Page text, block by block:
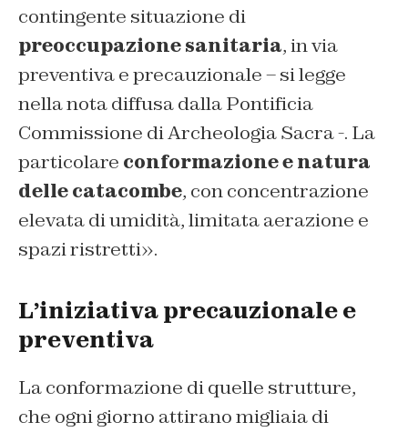
contingente situazione di
preoccupazione sanitaria, in via
preventiva e precauzionale – si legge
nella nota diffusa dalla Pontificia
Commissione di Archeologia Sacra -. La
particolare conformazione e natura
delle catacombe, con concentrazione
elevata di umidità, limitata aerazione e
spazi ristretti».
L’iniziativa precauzionale e
preventiva
La conformazione di quelle strutture,
che ogni giorno attirano migliaia di